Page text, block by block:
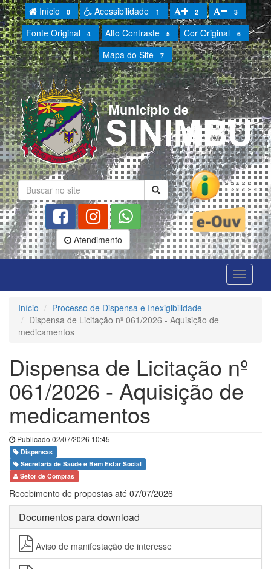
Início 0 Acessibilidade 1 2 3
Fonte Original 4 Alto Contraste 5 Cor Original 6
Mapa do Site 7
Atendimento
Início
Processo de Dispensa e Inexigibilidade
Dispensa de Licitação nº 061/2026 - Aquisição de
medicamentos
Dispensa de Licitação nº
061/2026 - Aquisição de
medicamentos
Publicado 02/07/2026 10:45
Dispensas
Secretaria de Saúde e Bem Estar Social
Setor de Compras
Recebimento de propostas até 07/07/2026
Documentos para download
Aviso de manifestação de interesse